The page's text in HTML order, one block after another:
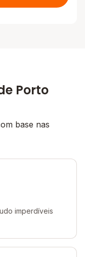
Porto
base nas
imperdíveis